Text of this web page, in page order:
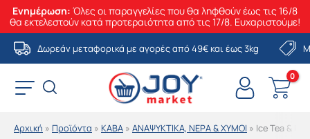
Ενημέρωση: Όλες οι παραγγελίες που θα ληφθούν έως τις 16/8
θα εκτελεστούν κατά προτεραιότητα από τις 17/8. Ευχαριστούμε!
Μετάβαση
στο
περιεχόμενο
Δωρεάν μεταφορικά με αγορές από 49€ και έως 3kg
Αρχική » Προϊόντα » ΚΑΒΑ » ΑΝΑΨΥΚΤΙΚΑ, ΝΕΡΑ & ΧΥΜΟΙ » Ice Tea & Ice